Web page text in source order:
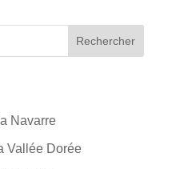
Rechercher
Navarre
Vallée Dorée